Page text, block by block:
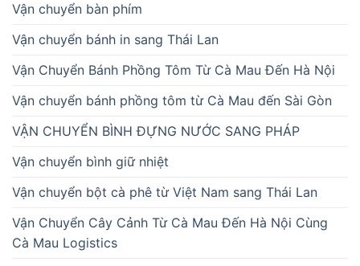
Vận chuyển bàn phím
Vận chuyển bánh in sang Thái Lan
Vận Chuyển Bánh Phồng Tôm Từ Cà Mau Đến Hà Nội
Vận chuyển bánh phồng tôm từ Cà Mau đến Sài Gòn
VẬN CHUYỂN BÌNH ĐỰNG NƯỚC SANG PHÁP
Vận chuyển bình giữ nhiệt
Vận chuyển bột cà phê từ Việt Nam sang Thái Lan
Vận Chuyển Cây Cảnh Từ Cà Mau Đến Hà Nội Cùng
Cà Mau Logistics